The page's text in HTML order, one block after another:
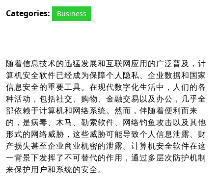
Categories: Business
随着信息技术的迅猛发展和互联网应用的广泛普及，计
算机安全软件已经成为保障个人隐私、企业数据和国家
信息安全的重要工具。在现代数字化生活中，人们的各
种活动，包括社交、购物、金融交易以及办公，几乎全
部依赖于计算机和网络系统。然而，伴随着便利而来
的，是病毒、木马、勒索软件、网络钓鱼攻击以及其他
形式的网络威胁，这些威胁可能导致个人信息泄露、财
产损失甚至企业商业机密的泄露。计算机安全软件在这
一背景下发挥了不可替代的作用，通过多层次防护机制
来保护用户和系统的安全。